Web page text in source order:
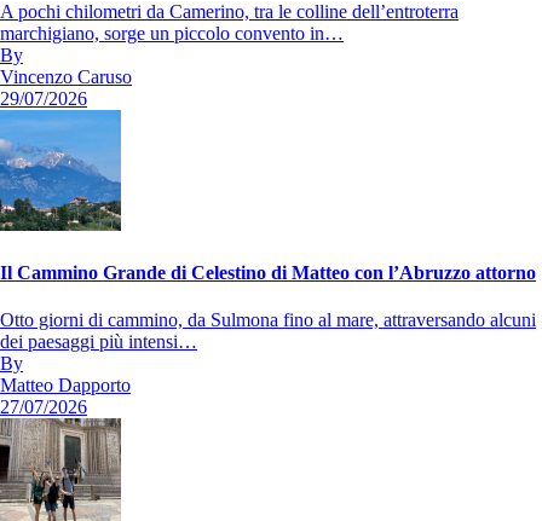
A pochi chilometri da Camerino, tra le colline dell’entroterra
marchigiano, sorge un piccolo convento in…
By
Vincenzo Caruso
29/07/2026
Il Cammino Grande di Celestino di Matteo con l’Abruzzo attorno
Otto giorni di cammino, da Sulmona fino al mare, attraversando alcuni
dei paesaggi più intensi…
By
Matteo Dapporto
27/07/2026